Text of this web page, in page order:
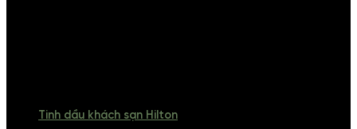
Tinh dầu khách sạn Hilton